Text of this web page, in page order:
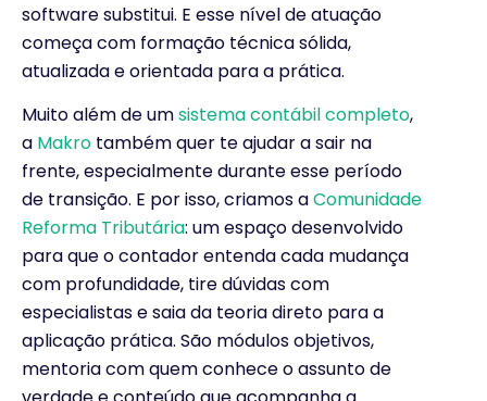
software substitui. E esse nível de atuação
começa com formação técnica sólida,
atualizada e orientada para a prática.
Muito além de umsistema contábil completo,
a Makro também quer te ajudar a sair na
frente, especialmente durante esse período
de transição. E por isso, criamos aComunidade
Reforma Tributária: um espaço desenvolvido
para que o contador entenda cada mudança
com profundidade, tire dúvidas com
especialistas e saia da teoria direto para a
aplicação prática. São módulos objetivos,
mentoria com quem conhece o assunto de